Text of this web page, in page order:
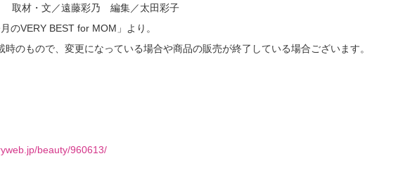
取材・文／遠藤彩乃 編集／太田彩子
のVERY BEST for MOM」より。
時のもので、変更になっている場合や商品の販売が終了している場合ございます。
beauty/960613/